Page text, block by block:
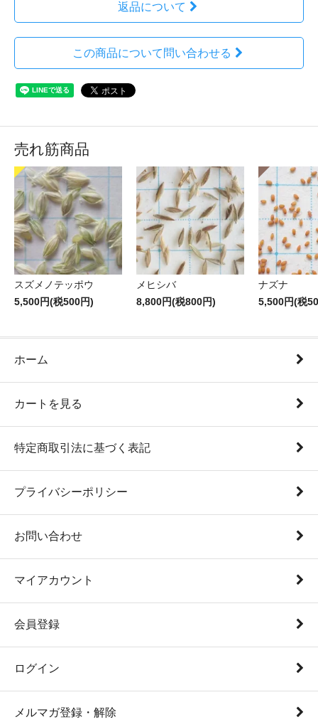
返品について
この商品について問い合わせる
売れ筋商品
スズメノテッポウ
5,500円(税500円)
メヒシバ
8,800円(税800円)
ナズナ
5,500円(税
ホーム
カートを見る
特定商取引法に基づく表記
プライバシーポリシー
お問い合わせ
マイアカウント
会員登録
ログイン
メルマガ登録・解除